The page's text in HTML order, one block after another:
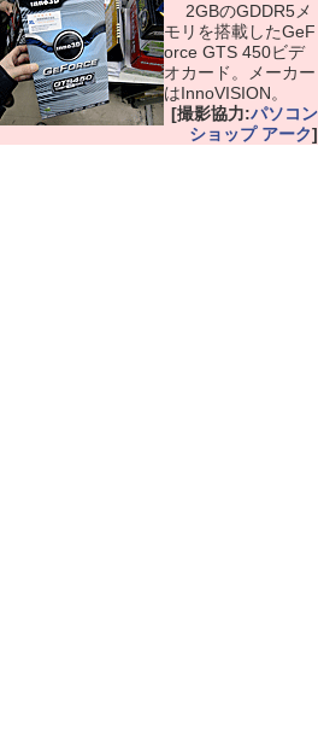
2GBのGDDR5メ
モリを搭載したGeF
orce GTS 450ビデ
オカード。メーカー
はInnoVISION。
[撮影協力:パソコン
ショップ アーク]